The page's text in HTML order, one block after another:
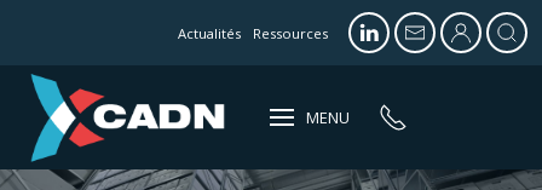
Actualités Ressources
MENU